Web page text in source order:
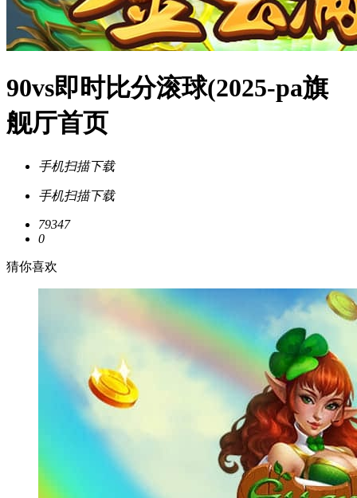
90vs即时比分滚球(2025-pa旗
舰厅首页
手机扫描下载
手机扫描下载
79347
0
猜你喜欢